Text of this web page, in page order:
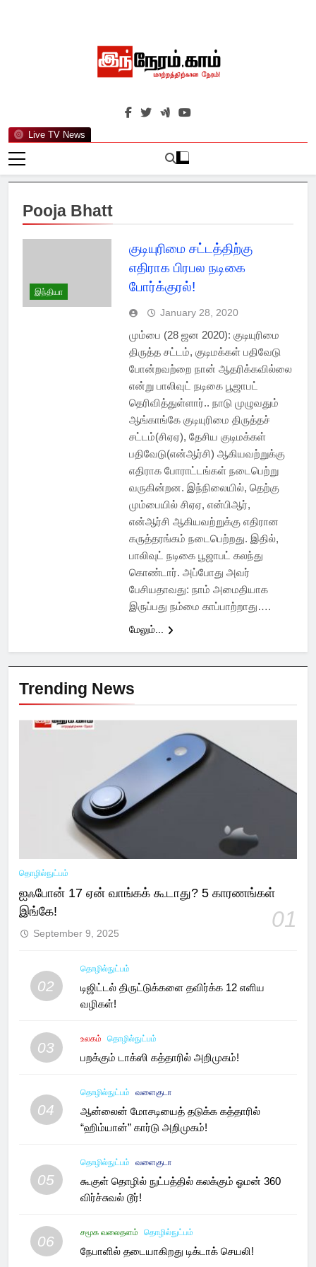
Live TV News
இந்நேரம்.காம்
செய்திகளுக்கு அப்பால்…
Pooja Bhatt
இந்தியா
குடியுரிமை சட்டத்திற்கு
எதிராக பிரபல நடிகை
போர்க்குரல்!
January 28, 2020
மும்பை (28 ஜன 2020): குடியுரிமை
திருத்த சட்டம், குடிமக்கள் பதிவேடு
போன்றவற்றை நான் ஆதரிக்கவில்லை
என்று பாலிவுட் நடிகை பூஜாபட்
தெரிவித்துள்ளார்.. நாடு முழுவதும்
ஆங்காங்கே குடியுரிமை திருத்தச்
சட்டம்(சிஏஏ), தேசிய குடிமக்கள்
பதிவேடு(என்ஆர்சி) ஆகியவற்றுக்கு
எதிராக போராட்டங்கள் நடைபெற்று
வருகின்றன. இந்நிலையில், தெற்கு
மும்பையில் சிஏஏ, என்பிஆர்,
என்ஆர்சி ஆகியவற்றுக்கு எதிரான
கருத்தரங்கம் நடைபெற்றது. இதில்,
பாலிவுட் நடிகை பூஜாபட் கலந்து
கொண்டார். அப்போது அவர்
பேசியதாவது: நாம் அமைதியாக
இருப்பது நம்மை காப்பாற்றாது….
மேலும்...
Trending News
தொழில்நுட்பம்
ஐஃபோன் 17 ஏன் வாங்கக் கூடாது? 5 காரணங்கள்
இங்கே!
01
September 9, 2025
02
தொழில்நுட்பம்
டிஜிட்டல் திருட்டுக்களை தவிர்க்க 12 எளிய
வழிகள்!
03
உலகம் தொழில்நுட்பம்
பறக்கும் டாக்ஸி கத்தாரில் அறிமுகம்!
04
தொழில்நுட்பம் வளைகுடா
ஆன்லைன் மோசடியைத் தடுக்க கத்தாரில்
“ஹிம்யான்” கார்டு அறிமுகம்!
05
தொழில்நுட்பம் வளைகுடா
கூகுள் தொழில் நுட்பத்தில் கலக்கும் ஓமன் 360
விர்ச்சுவல் டூர்!
06
சமூக வலைதளம் தொழில்நுட்பம்
நேபாளில் தடையாகிறது டிக்டாக் செயலி!